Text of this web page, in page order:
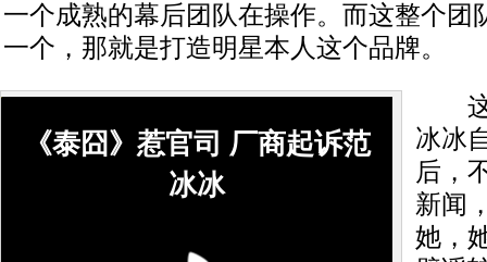
一个成熟的幕后团队在操作。而这整个团
一个，那就是打造明星本人这个品牌。
《泰囧》惹官司 厂商起诉范
冰冰
这
冰冰
后，
新闻
她，